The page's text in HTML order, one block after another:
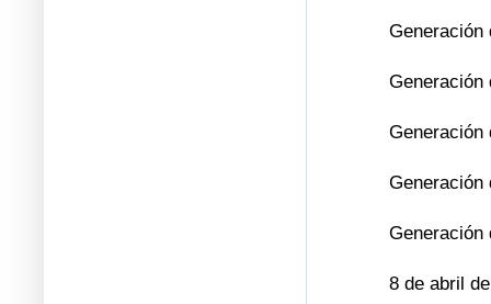
Generación
Generación
Generación
Generación
Generación
8 de abril